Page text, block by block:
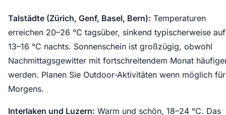
Talstädte (Zürich, Genf, Basel, Bern): Temperaturen
erreichen 20–26 °C tagsüber, sinkend typischerweise auf
13–16 °C nachts. Sonnenschein ist großzügig, obwohl
Nachmittagsgewitter mit fortschreitendem Monat
werden. Planen Sie Outdoor-Aktivitäten wenn möglich für
Morgens.
Interlaken und Luzern: Warm und schön, 18–24 °C. Das